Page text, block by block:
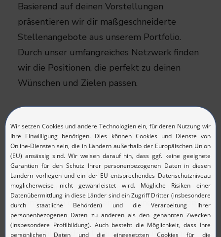
Basierend auf deinen Vorstellungen
präsentieren wir dir maßgeschneiderte
Stellenangebote aus unserem Portfolio.
Durch unser umfangreiches Netzwerk finden
wir die Positionen, die perfekt zu deinen
Wünschen und Zielen passen.​
3 Ready, Set, Go?
Die Stelle passt, der Rahmen stimmt – jetzt
liegt es an uns, dich ins beste Licht zu rücken.
Gemeinsam optimieren wir deine Unterlagen
und präsentieren dich mit einer passgenauen
Empfehlung direkt bei deinem zukünftigen